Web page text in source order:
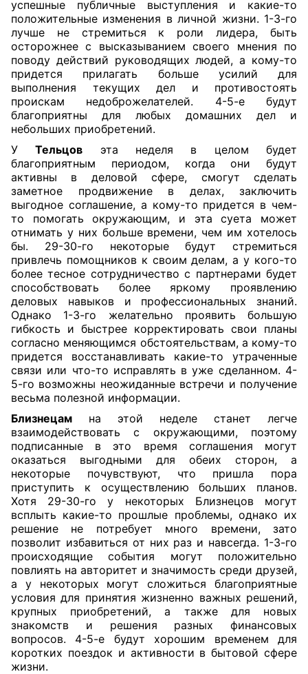
успешные публичные выступления и какие-то
положительные изменения в личной жизни. 1-3-го
лучше не стремиться к роли лидера, быть
осторожнее с высказыванием своего мнения по
поводу действий руководящих людей, а кому-то
придется прилагать больше усилий для
выполнения текущих дел и противостоять
проискам недоброжелателей. 4-5-е будут
благоприятны для любых домашних дел и
небольших приобретений.
УТельцов эта неделя в целом будет
благоприятным периодом, когда они будут
активны в деловой сфере, смогут сделать
заметное продвижение в делах, заключить
выгодное соглашение, а кому-то придется в чем-
то помогать окружающим, и эта суета может
отнимать у них больше времени, чем им хотелось
бы. 29-30-го некоторые будут стремиться
привлечь помощников к своим делам, а у кого-то
более тесное сотрудничество с партнерами будет
способствовать более яркому проявлению
деловых навыков и профессиональных знаний.
Однако 1-3-го желательно проявить большую
гибкость и быстрее корректировать свои планы
согласно меняющимся обстоятельствам, а кому-то
придется восстанавливать какие-то утраченные
связи или что-то исправлять в уже сделанном. 4-
5-го возможны неожиданные встречи и получение
весьма полезной информации.
Близнецам на этой неделе станет легче
взаимодействовать с окружающими, поэтому
подписанные в это время соглашения могут
оказаться выгодными для обеих сторон, а
некоторые почувствуют, что пришла пора
приступить к осуществлению больших планов.
Хотя 29-30-го у некоторых Близнецов могут
всплыть какие-то прошлые проблемы, однако их
решение не потребует много времени, зато
позволит избавиться от них раз и навсегда. 1-3-го
происходящие события могут положительно
повлиять на авторитет и значимость среди друзей,
а у некоторых могут сложиться благоприятные
условия для принятия жизненно важных решений,
крупных приобретений, а также для новых
знакомств и решения разных финансовых
вопросов. 4-5-е будут хорошим временем для
коротких поездок и активности в бытовой сфере
жизни.